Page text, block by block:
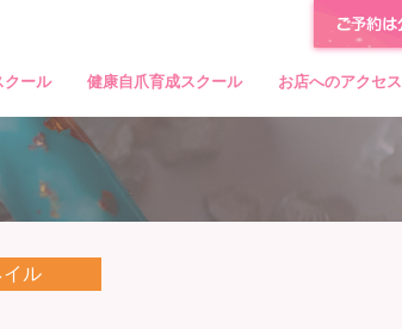
クール 健康自爪育成スクール お店へのアクセス
イル